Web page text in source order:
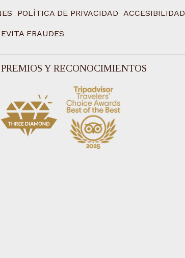
POLÍTICA DE PRIVACIDAD ACCESIBILIDAD
FRAUDES
PREMIOS Y RECONOCIMIENTOS